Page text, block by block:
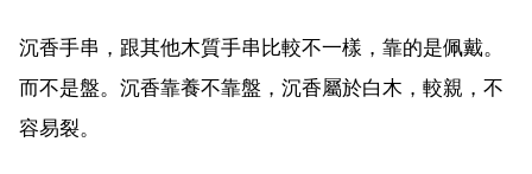
沉香手串，跟其他木質手串比較不一樣，靠的是佩戴。
而不是盤。沉香靠養不靠盤，沉香屬於白木，較親，不
容易裂。